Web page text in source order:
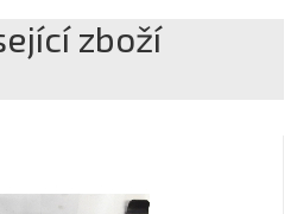
zboží